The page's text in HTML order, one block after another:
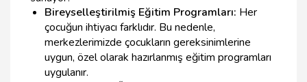
Bireyselleştirilmiş Eğitim Programları: Her
çocuğun ihtiyacı farklıdır. Bu nedenle,
merkezlerimizde çocukların gereksinimlerine
uygun, özel olarak hazırlanmış eğitim programları
uygulanır.